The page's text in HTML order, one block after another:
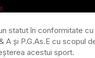
statut în conformitate
și P.G.As.E cu scopul
acestui sport.